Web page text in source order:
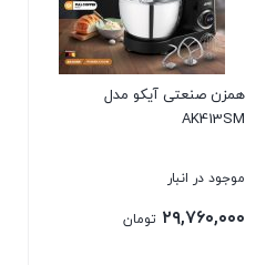
همزن صنعتی آیکو مدل
AK413SM
موجود در انبار
۲۹,۷۶۰,۰۰۰ تومان